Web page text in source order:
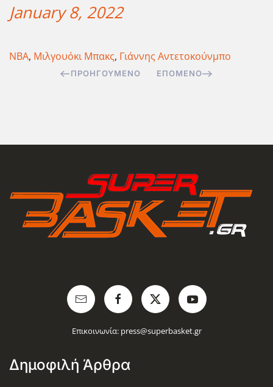
January 8, 2022
ΝΒΑ, Μιλγουόκι Μπακς, Γιάννης Αντετοκούνμπο
ΠΡΟΗΓΟΎΜΕΝΟ ΕΠΌΜΕΝΟ
Επικοινωνία: press@superbasket.gr
Δημοφιλή Άρθρα